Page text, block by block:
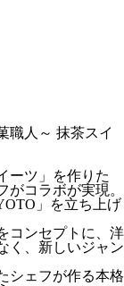
人～ 抹茶スイ
ーツ」を作りた
コラボが実現。
」を立ち上げ
コンセプトに、洋
く、新しいジャン
シェフが作る本格